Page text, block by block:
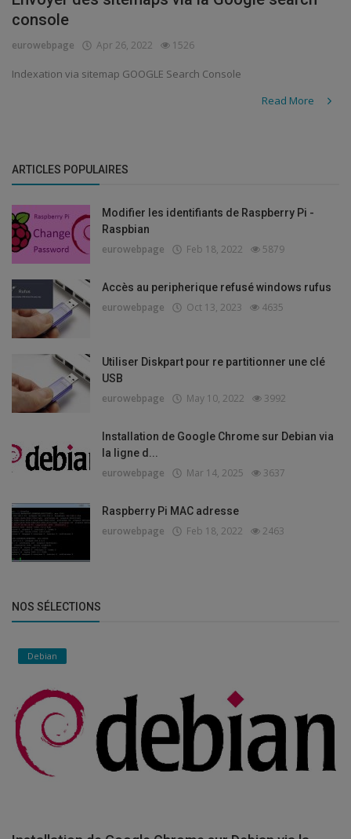
console
eurowebpage Apr 26, 2022 1526
Indexation via sitemap GOOGLE Search Console
Read More
ARTICLES POPULAIRES
Modifier les identifiants de Raspberry Pi -
Raspbian
eurowebpage Feb 18, 2022 5879
Accès au peripherique refusé windows rufus
eurowebpage Oct 13, 2023 4635
Utiliser Diskpart pour re partitionner une clé
USB
eurowebpage May 10, 2022 3992
Installation de Google Chrome sur Debian via
la ligne d...
eurowebpage Mar 14, 2025 3637
Raspberry Pi MAC adresse
eurowebpage Feb 18, 2022 2463
NOS SÉLECTIONS
Debian